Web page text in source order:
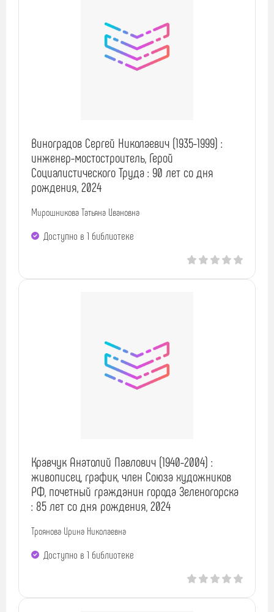
Виноградов Сергей Николаевич (1935-1999) :
инженер-мостостроитель, Герой
Социалистического Труда : 90 лет со дня
рождения, 2024
Мирошникова Татьяна Ивановна
Доступно в 1 библиотекe
Кравчук Анатолий Павлович (1940-2004) :
живописец, график, член Союза художников
РФ, почетный гражданин города Зеленогорска
: 85 лет со дня рождения, 2024
Троянова Ирина Николаевна
Доступно в 1 библиотекe